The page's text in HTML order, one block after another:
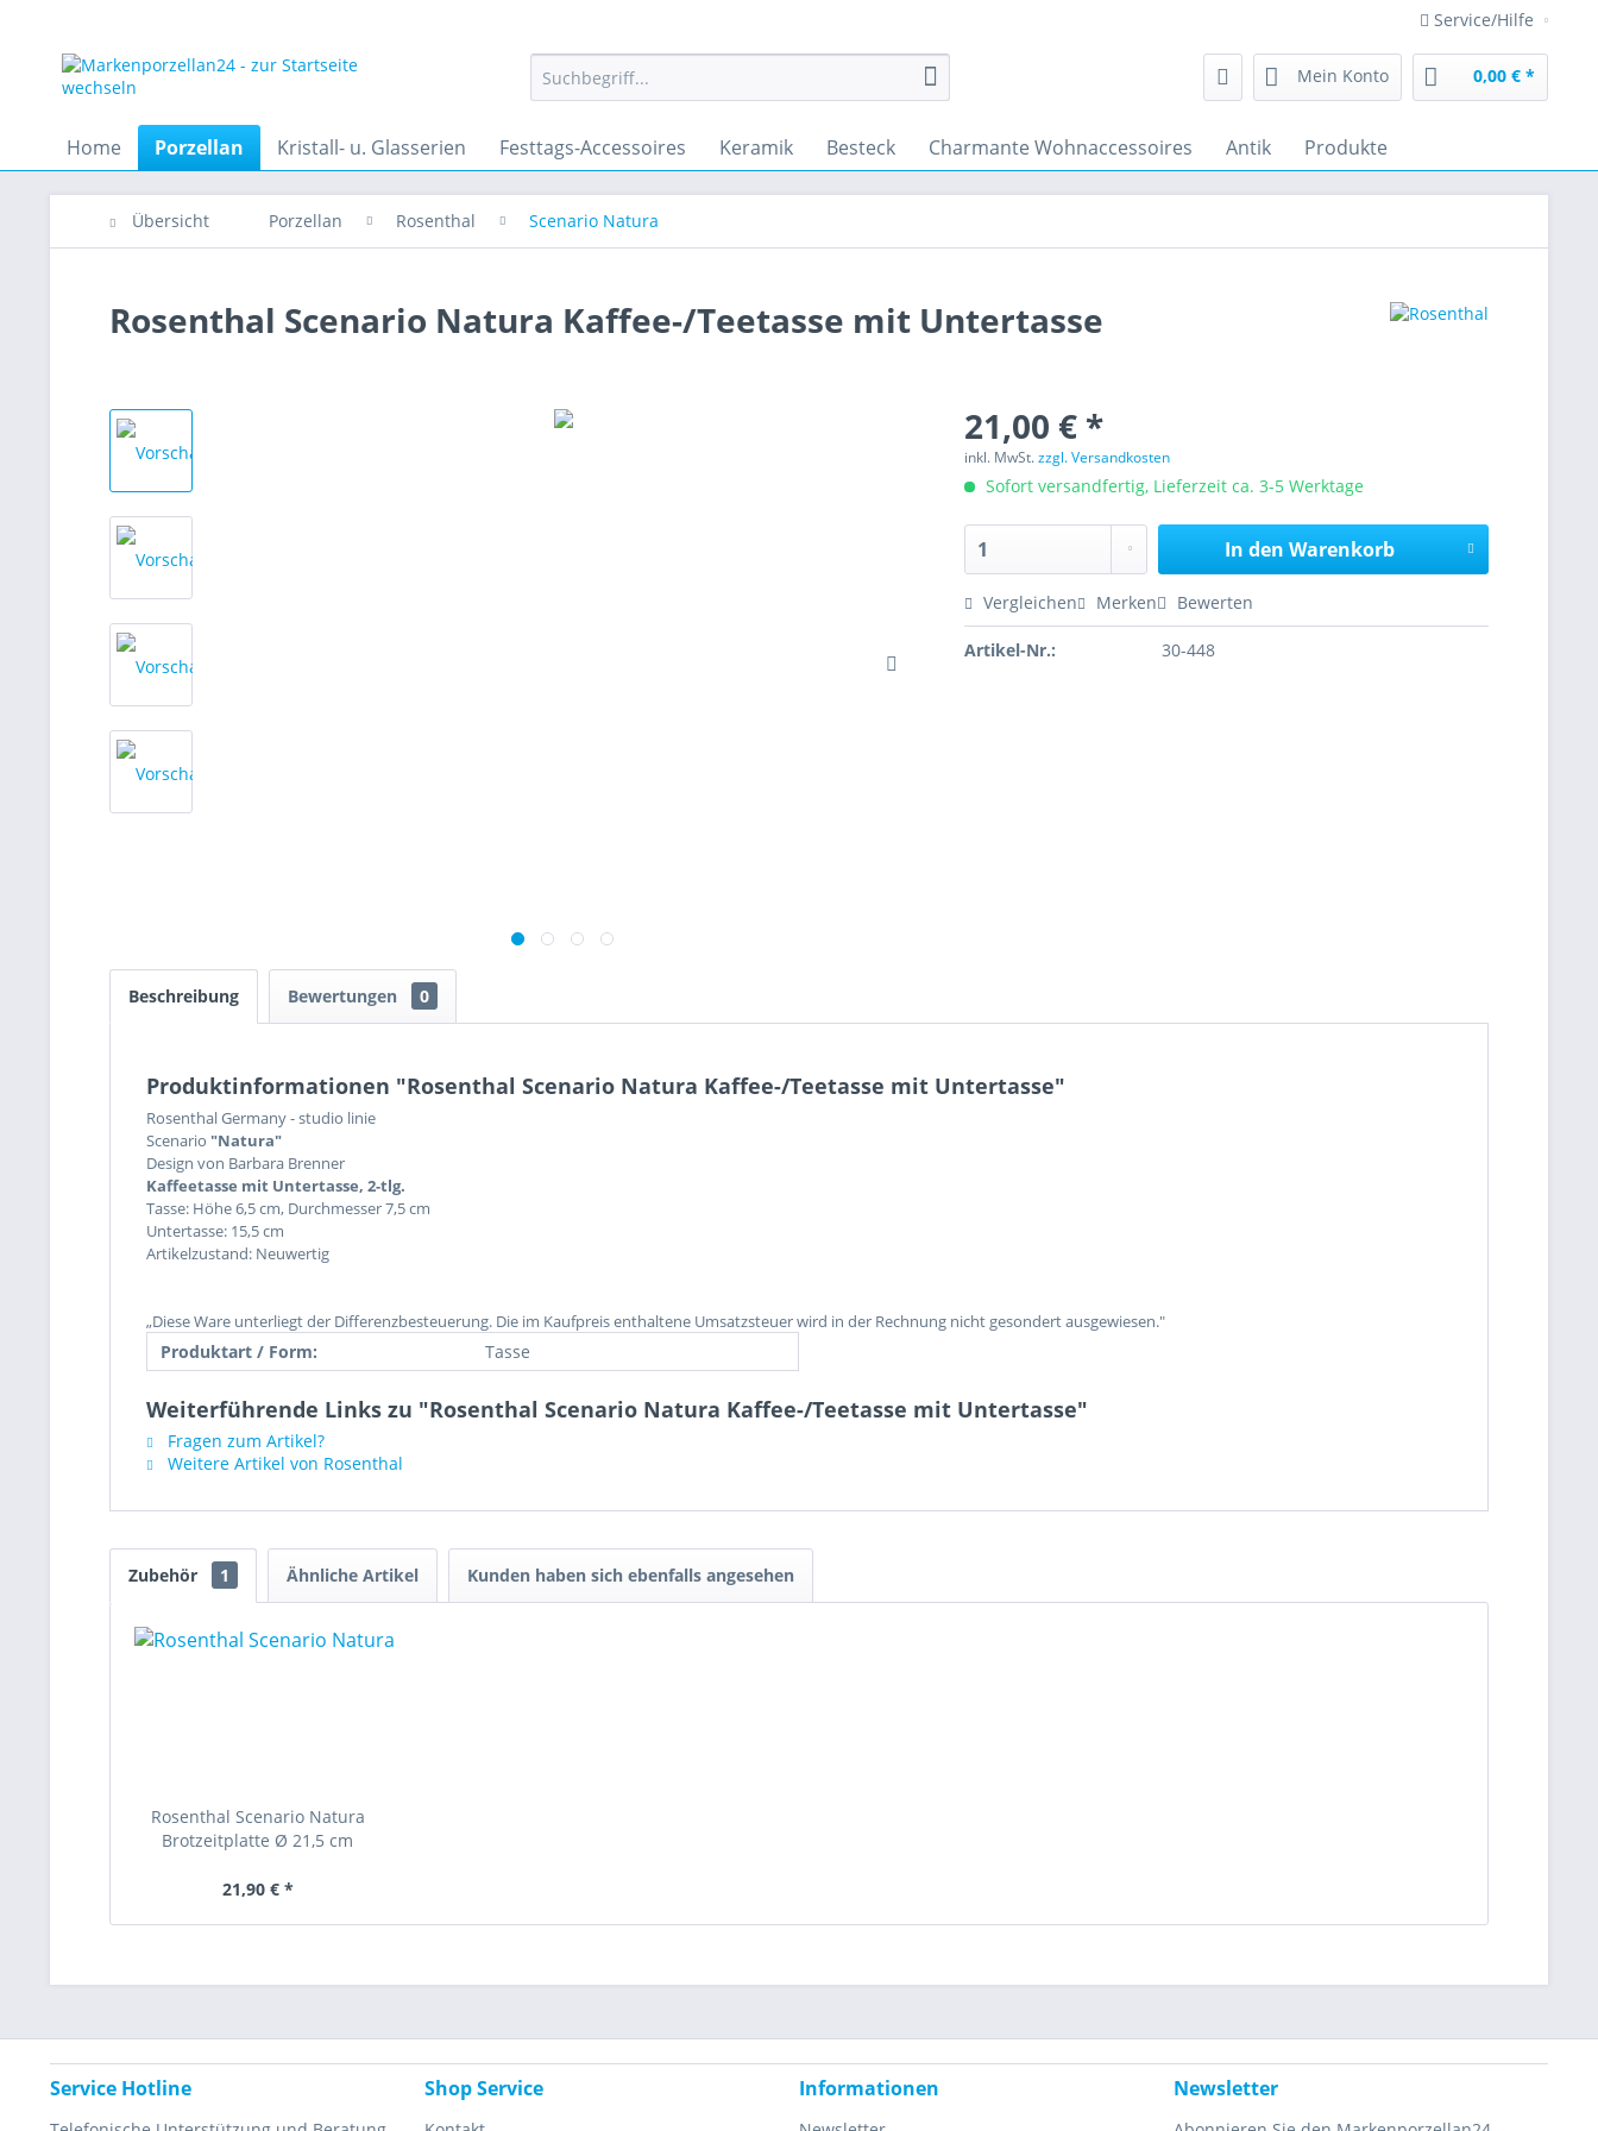
Service/Hilfe
Mein Konto 0,00 € *
Home Porzellan Kristall- u. Glasserien Festtags-Accessoires Keramik Besteck Charmante Wohnaccessoires Antik Produkte
Übersicht Porzellan Rosenthal Scenario Natura
Rosenthal Scenario Natura Kaffee-/Teetasse mit Untertasse
21,00 € *
inkl. MwSt.zzgl. Versandkosten
Sofort versandfertig, Lieferzeit ca. 3-5 Werktage
In den Warenkorb
Vergleichen Merken Bewerten
Artikel-Nr.: 30-448
Beschreibung Bewertungen 0
Produktinformationen "Rosenthal Scenario Natura Kaffee-/Teetasse mit Untertasse"
Rosenthal Germany - studio linie
Scenario "Natura"
Design von Barbara Brenner
Kaffeetasse mit Untertasse, 2-tlg.
Tasse: Höhe 6,5 cm, Durchmesser 7,5 cm
Untertasse: 15,5 cm
Artikelzustand: Neuwertig
„Diese Ware unterliegt der Differenzbesteuerung. Die im Kaufpreis enthaltene Umsatzsteuer wird in der Rechnung nicht gesondert ausgewiesen."
Produktart / Form: Tasse
Weiterführende Links zu "Rosenthal Scenario Natura Kaffee-/Teetasse mit Untertasse"
Fragen zum Artikel?
Weitere Artikel von Rosenthal
Zubehör 1 Ähnliche Artikel Kunden haben sich ebenfalls angesehen
Rosenthal Scenario Natura
Brotzeitplatte Ø 21,5 cm
21,90 € *
Service Hotline Shop Service Informationen Newsletter